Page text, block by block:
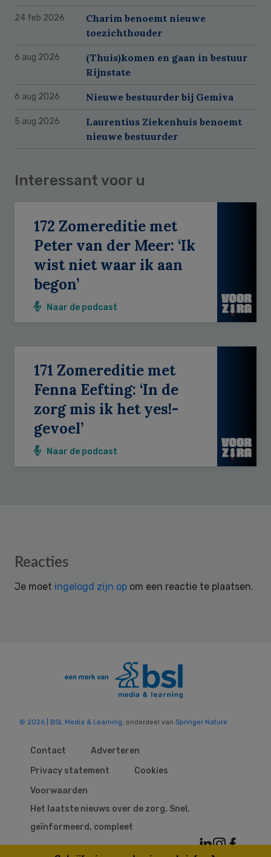
24 feb 2026
Charim benoemt nieuwe
toezichthouder
6 aug 2026
(Thuis)komen en gaan in bestuur
Rijnstate
6 aug 2026 Nieuwe bestuurder bij Gemiva
5 aug 2026
Laurentius Ziekenhuis benoemt
nieuwe bestuurder
Interessant voor u
172 Zomereditie met
Peter van der Meer: ‘Ik
wist niet waar ik aan
begon’
Naar de podcast
171 Zomereditie met
Fenna Eefting: ‘In de
zorg mis ik het yes!-
gevoel’
Naar de podcast
Reader
Reacties
Je moet ingelogd zijn op om een reactie te plaatsen.
© 2026 | BSL Media & Learning, onderdeel van Springer Nature
Contact
Adverteren
Privacy statement
Cookies
Voorwaarden
Het laatste nieuws over de zorg. Snel,
geïnformeerd, compleet